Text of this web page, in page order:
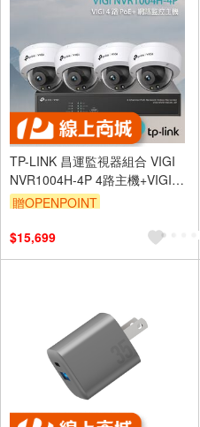
TP-LINK 昌運監視器組合 VIGI
NVR1004H-4P 4路主機+VIGI
C230 3MP全彩網路攝影機*4
贈OPENPOINT
$15,699